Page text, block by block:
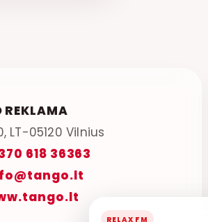
REKLAMA
LT-05120 Vilnius
618 36363
RELAX FM